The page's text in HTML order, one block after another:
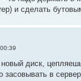
и сделать
диск,
засовывать в